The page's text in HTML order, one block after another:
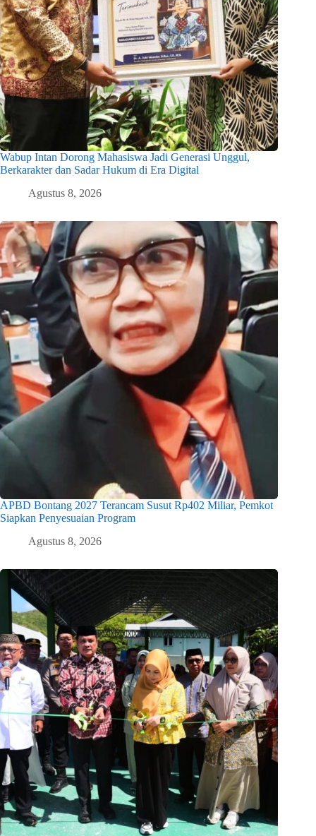
Wabup Intan Dorong Mahasiswa Jadi Generasi Unggul,
Berkarakter dan Sadar Hukum di Era Digital
Agustus 8, 2026
APBD Bontang 2027 Terancam Susut Rp402 Miliar, Pemkot
Siapkan Penyesuaian Program
Agustus 8, 2026